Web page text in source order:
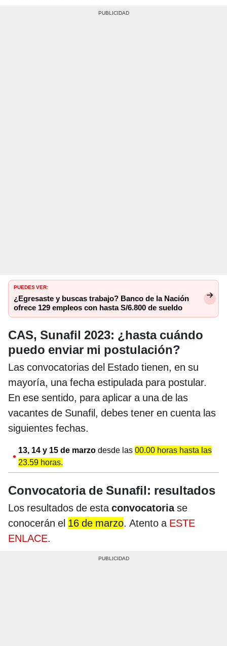
PUEDES VER:
¿Egresaste y buscas trabajo? Banco de la Nación
ofrece 129 empleos con hasta S/6.800 de sueldo
CAS, Sunafil 2023: ¿hasta cuándo
puedo enviar mi postulación?
Las convocatorias del Estado tienen, en su
mayoría, una fecha estipulada para postular.
En ese sentido, para aplicar a una de las
vacantes de Sunafil, debes tener en cuenta las
siguientes fechas.
13, 14 y 15 de marzo desde las 00.00 horas hasta las
23.59 horas.
Convocatoria de Sunafil: resultados
Los resultados de estaconvocatoriase
conocerán el 16 de marzo. Atento a ESTE
ENLACE.